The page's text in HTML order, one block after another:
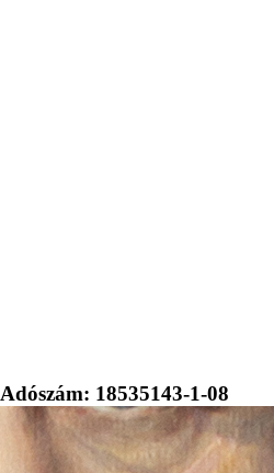
18535143-1-08